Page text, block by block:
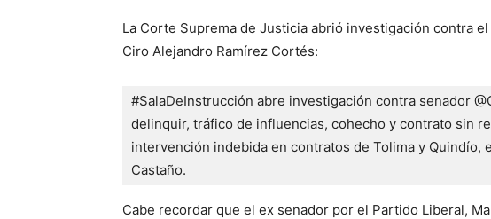
La Corte Suprema de Justicia abrió investigación contra
Ciro Alejandro Ramírez Cortés:
#SalaDeInstrucción abre investigación contra senador
delinquir, tráfico de influencias, cohecho y contrato sin
intervención indebida en contratos de Tolima y Quindío,
Castaño.
Cabe recordar que el ex senador por el Partido Liberal,